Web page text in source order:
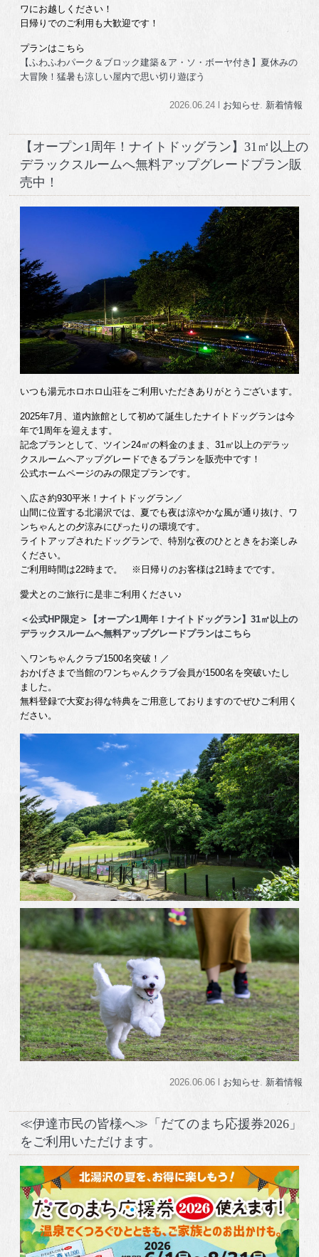
ワにお越しください！
日帰りでのご利用も大歓迎です！
プランはこちら
【ふわふわパーク＆ブロック建築＆ア・ソ・ボーヤ付き】夏休みの
大冒険！猛暑も涼しい屋内で思い切り遊ぼう
2026.06.24 l お知らせ. 新着情報
【オープン1周年！ナイトドッグラン】31㎡以上の
デラックスルームへ無料アップグレードプラン販
売中！
いつも湯元ホロホロ山荘をご利用いただきありがとうございます。
2025年7月、道内旅館として初めて誕生したナイトドッグランは今
年で1周年を迎えます。
記念プランとして、ツイン24㎡の料金のまま、31㎡以上のデラッ
クスルームへアップグレードできるプランを販売中です！
公式ホームページのみの限定プランです。
＼広さ約930平米！ナイトドッグラン／
山間に位置する北湯沢では、夏でも夜は涼やかな風が通り抜け、ワ
ンちゃんとの夕涼みにぴったりの環境です。
ライトアップされたドッグランで、特別な夜のひとときをお楽しみ
ください。
ご利用時間は22時まで。 ※日帰りのお客様は21時までです。
愛犬とのご旅行に是非ご利用ください♪
＜公式HP限定＞【オープン1周年！ナイトドッグラン】31㎡以上の
デラックスルームへ無料アップグレードプランはこちら
＼ワンちゃんクラブ1500名突破！／
おかげさまで当館のワンちゃんクラブ会員が1500名を突破いたし
ました。
無料登録で大変お得な特典をご用意しておりますのでぜひご利用く
ださい。
2026.06.06 l お知らせ. 新着情報
≪伊達市民の皆様へ≫「だてのまち応援券2026」
をご利用いただけます。